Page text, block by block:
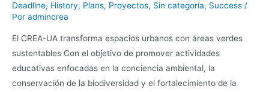
Deadline, History, Plans, Proyectos, Sin categoría, Success /
Por admincrea
El CREA-UA transforma espacios urbanos con áreas verdes
sustentables Con el objetivo de promover actividades
educativas enfocadas en la conciencia ambiental, la
conservación de la biodiversidad y el fortalecimiento de la